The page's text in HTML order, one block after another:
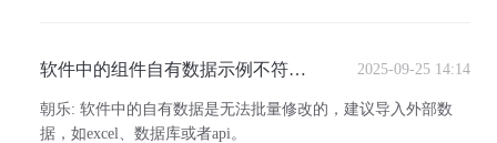
软件中的组件自有数据示例不符合
组件自有数据，像是同时更改多个
2025-09-25 14:14
朝乐: 软件中的自有数据是无法批量修改的，建议导入外部数
据，如excel、数据库或者api。